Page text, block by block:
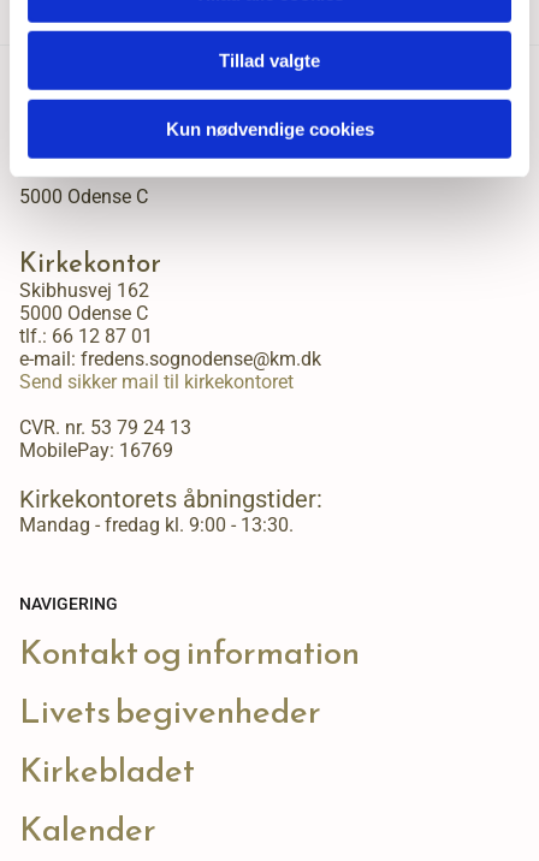
Tillad valgte
Kun nødvendige cookies
Fredens Sogn, Odense
Skibhusvej 162
5000 Odense C
Kirkekontor
Skibhusvej 162
5000 Odense C
tlf.: 66 12 87 01
e-mail: fredens.sognodense@km.dk
Send sikker mail til kirkekontoret
CVR. nr. 53 79 24 13
MobilePay: 16769
Kirkekontorets åbningstider:
Mandag - fredag kl. 9:00 - 13:30.
NAVIGERING
Kontakt og information
Livets begivenheder
Kirkebladet
Kalender